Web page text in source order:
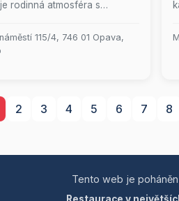
rodinná atmosféra s
nezapomenutelných chvil u
vynikajících pokrmů,
host je vítán s otevřenou
115/4, 746 01 Opava,
2 3 4 5 6 7 8
Tento web je poháněn
Restaurace v